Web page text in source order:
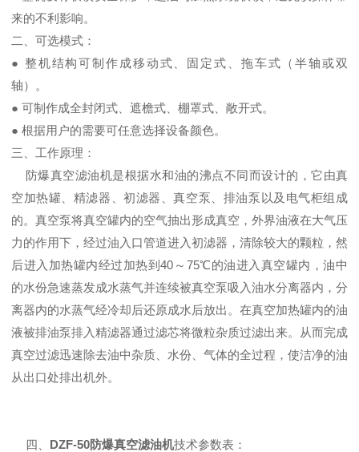
来的不利影响。
二、可选模式：
● 整机结构可制作成移动式、固定式、拖车式（半轴或双
轴）。
● 可制作成全封闭式、遮檐式、棚罩式、敞开式。
● 根据用户的需要可任意选择设备颜色。
三、工作原理：
防爆真空滤油机是根据水和油的沸点不同而设计的，它由真
空加热罐、精滤器、初滤器、真空泵、排油泵以及电气柜组成
的。真空泵将真空罐内的空气抽出形成真空，外界油液在大气压
力的作用下，经过油入口管道进入初滤器，清除较大的颗粒，然
后进入加热罐内经过加热到40～75℃的油进入真空罐内，油中
的水份急速蒸发成水蒸气并连续被真空泵吸入油水分离器内，分
离器内的水蒸气经冷却后还原成水后放出。在真空加热罐内的油
液被排油泵排入精滤器通过滤芯将微粒杂质过滤出来。从而完成
真空过滤迅速除去油中杂质、水份、气体的全过程，使洁净的油
从出口处排出机外。
四、 DZF-50防爆真空滤油机技术参数表：